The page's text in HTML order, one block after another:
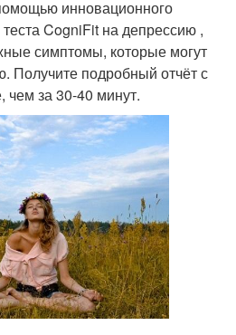
инновационного
CogniFit на депрессию ,
симптомы, которые могут
Получите подробный отчёт с
за 30-40 минут.